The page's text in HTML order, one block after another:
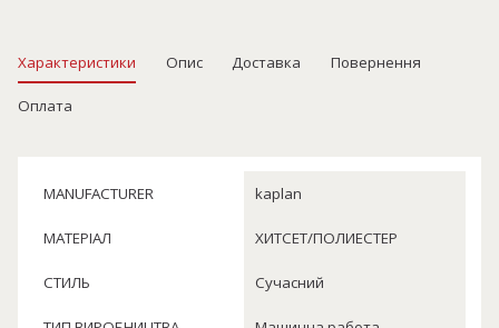
Характеристики Опис Доставка Повернення
Оплата
MANUFACTURER kaplan
МАТЕРІАЛ ХИТСЕТ/ПОЛИЕСТЕР
СТИЛЬ Сучасний